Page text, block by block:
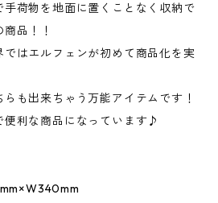
荷物を地面に置くことなく収納で
品！！
はエルフェンが初めて商品化を実
も出来ちゃう万能アイテムです！
便利な商品になっています♪